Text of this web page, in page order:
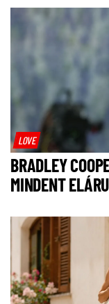
LOVE
BRADLEY
MINDENT